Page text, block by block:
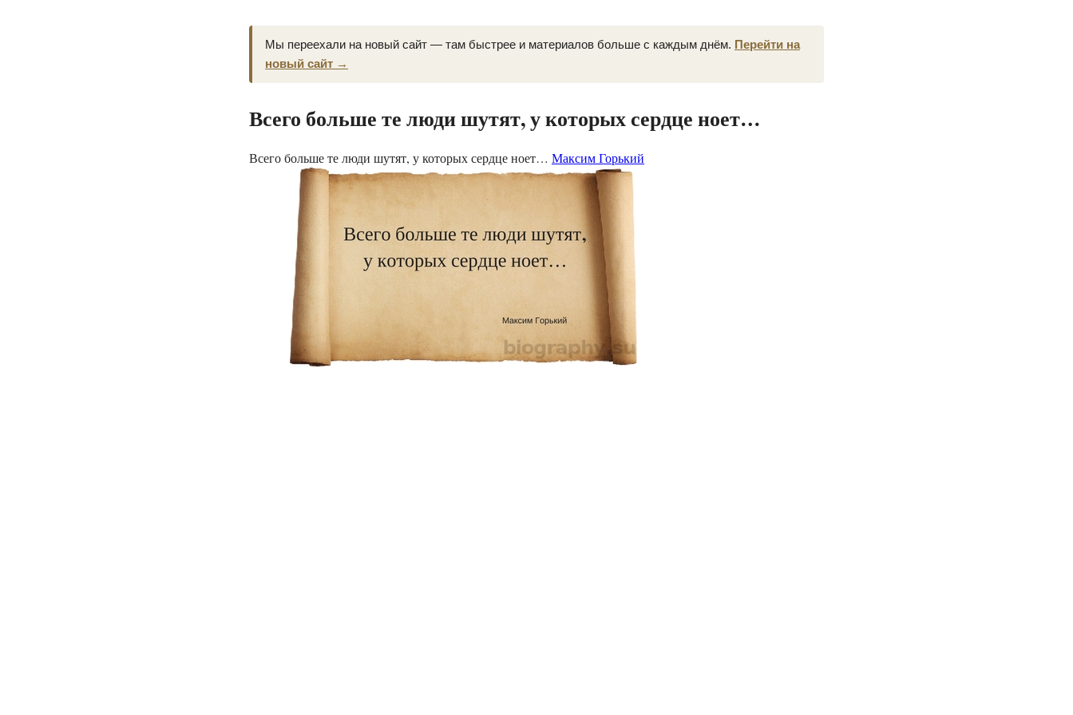
Мы переехали на новый сайт — там быстрее и материалов больше с каждым днём. Перейти на
новый сайт →
Всего больше те люди шутят, у которых сердце ноет…
Всего больше те люди шутят, у которых сердце ноет… Максим Горький